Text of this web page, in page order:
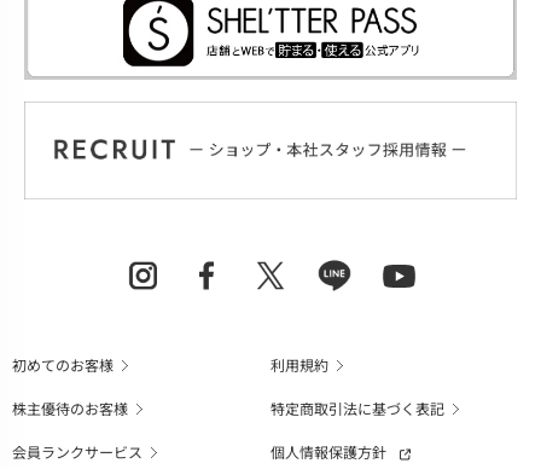
初めてのお客様
利用規約
株主優待のお客様
特定商取引法に基づく表記
会員ランクサービス
個人情報保護方針